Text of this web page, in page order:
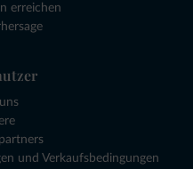
erreichen
und Verkaufsbedingungen